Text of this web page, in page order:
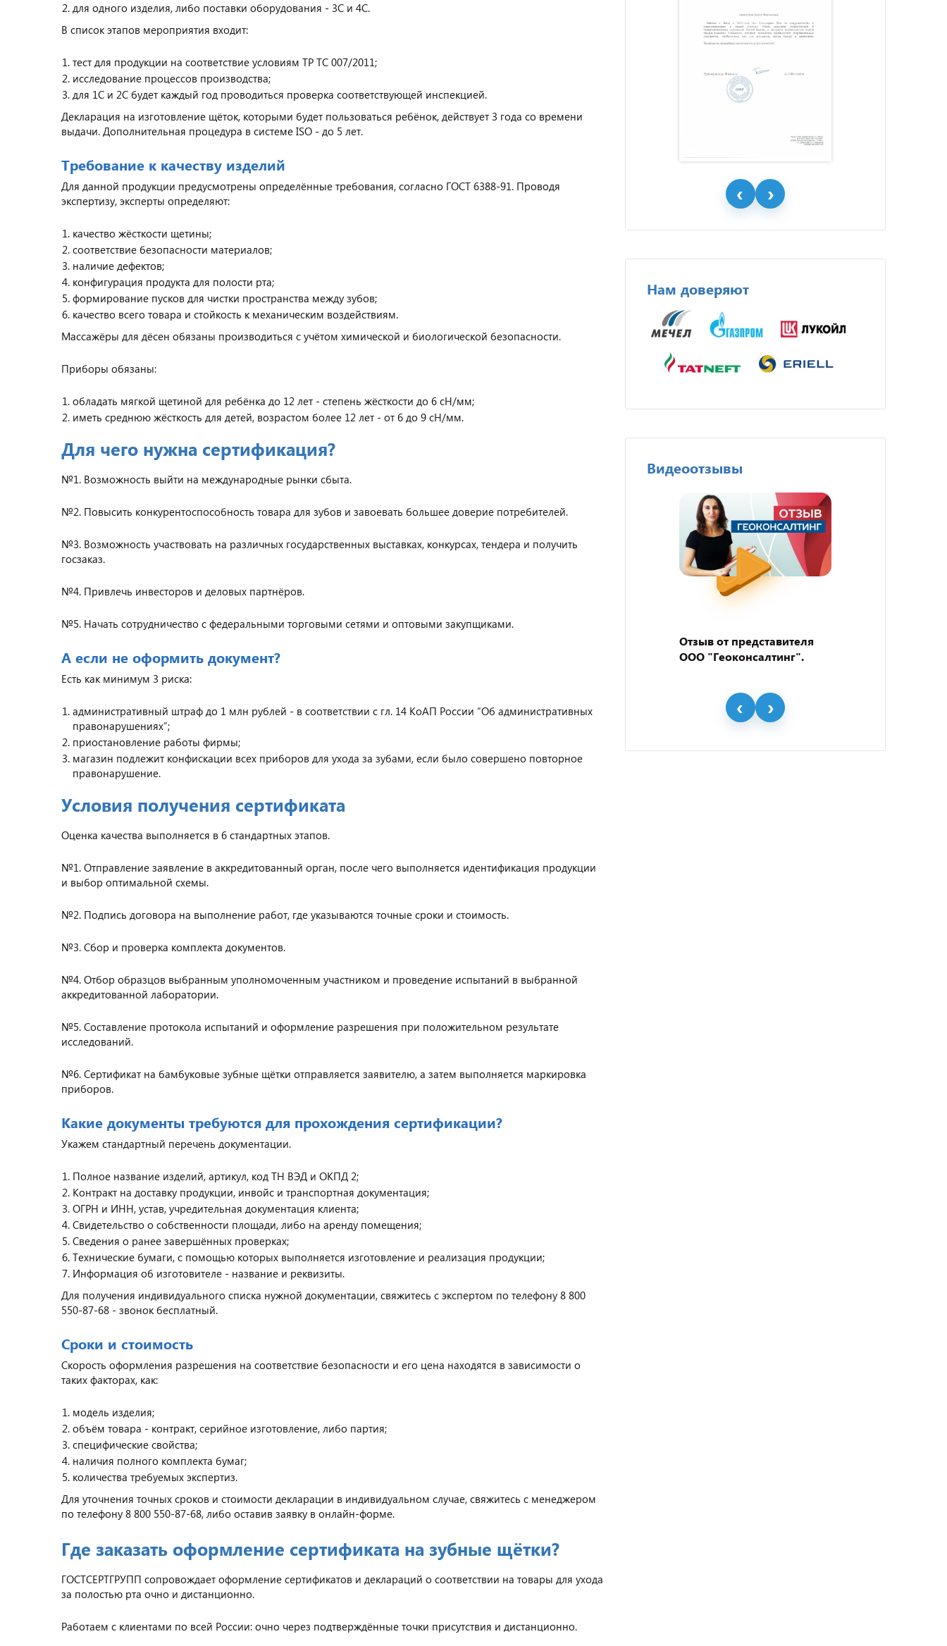
для одного изделия, либо поставки оборудования - 3С и 4С.
В список этапов мероприятия входит:
тест для продукции на соответствие условиям ТР ТС 007/2011;
исследование процессов производства;
для 1С и 2С будет каждый год проводиться проверка соответствующей инспекцией.
Декларация на изготовление щёток, которыми будет пользоваться ребёнок, действует 3 года со времени
выдачи. Дополнительная процедура в системе ISO - до 5 лет.
Требование к качеству изделий
Для данной продукции предусмотрены определённые требования, согласно ГОСТ 6388-91. Проводя
экспертизу, эксперты определяют:
качество жёсткости щетины;
соответствие безопасности материалов;
наличие дефектов;
конфигурация продукта для полости рта;
формирование пусков для чистки пространства между зубов;
качество всего товара и стойкость к механическим воздействиям.
Массажёры для дёсен обязаны производиться с учётом химической и биологической безопасности.
Приборы обязаны:
обладать мягкой щетиной для ребёнка до 12 лет - степень жёсткости до 6 сН/мм;
иметь среднюю жёсткость для детей, возрастом более 12 лет - от 6 до 9 сН/мм.
Для чего нужна сертификация?
№1. Возможность выйти на международные рынки сбыта.
№2. Повысить конкурентоспособность товара для зубов и завоевать большее доверие потребителей.
№3. Возможность участвовать на различных государственных выставках, конкурсах, тендера и получить
госзаказ.
№4. Привлечь инвесторов и деловых партнёров.
№5. Начать сотрудничество с федеральными торговыми сетями и оптовыми закупщиками.
А если не оформить документ?
Есть как минимум 3 риска:
административный штраф до 1 млн рублей - в соответствии с гл. 14 КоАП России “Об административных
правонарушениях”;
приостановление работы фирмы;
магазин подлежит конфискации всех приборов для ухода за зубами, если было совершено повторное
правонарушение.
Условия получения сертификата
Оценка качества выполняется в 6 стандартных этапов.
№1. Отправление заявление в аккредитованный орган, после чего выполняется идентификация продукции
и выбор оптимальной схемы.
№2. Подпись договора на выполнение работ, где указываются точные сроки и стоимость.
№3. Сбор и проверка комплекта документов.
№4. Отбор образцов выбранным уполномоченным участником и проведение испытаний в выбранной
аккредитованной лаборатории.
№5. Составление протокола испытаний и оформление разрешения при положительном результате
исследований.
№6. Сертификат на бамбуковые зубные щётки отправляется заявителю, а затем выполняется маркировка
приборов.
Какие документы требуются для прохождения сертификации?
Укажем стандартный перечень документации.
Полное название изделий, артикул, код ТН ВЭД и ОКПД 2;
Контракт на доставку продукции, инвойс и транспортная документация;
ОГРН и ИНН, устав, учредительная документация клиента;
Свидетельство о собственности площади, либо на аренду помещения;
Сведения о ранее завершённых проверках;
Технические бумаги, с помощью которых выполняется изготовление и реализация продукции;
Информация об изготовителе - название и реквизиты.
Для получения индивидуального списка нужной документации, свяжитесь с экспертом по телефону 8 800
550-87-68 - звонок бесплатный.
Сроки и стоимость
Скорость оформления разрешения на соответствие безопасности и его цена находятся в зависимости о
таких факторах, как:
модель изделия;
объём товара - контракт, серийное изготовление, либо партия;
специфические свойства;
наличия полного комплекта бумаг;
количества требуемых экспертиз.
Для уточнения точных сроков и стоимости декларации в индивидуальном случае, свяжитесь с менеджером
по телефону 8 800 550-87-68, либо оставив заявку в онлайн-форме.
Где заказать оформление сертификата на зубные щётки?
ГОСТСЕРТГРУПП сопровождает оформление сертификатов и деклараций о соответствии на товары для ухода
за полостью рта очно и дистанционно.
Работаем с клиентами по всей России: очно через подтверждённые точки присутствия и дистанционно.
Нам доверяют
Видеоотзывы
Отзыв от представителя
ООО "Геоконсалтинг".